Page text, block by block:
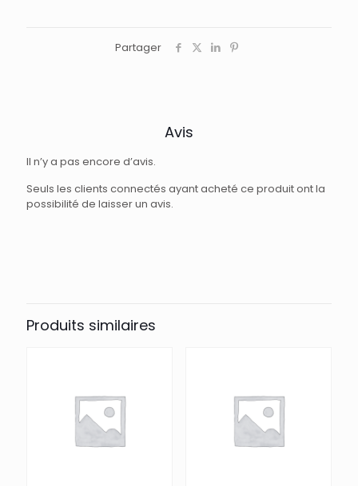
Partager
Avis
Il n’y a pas encore d’avis.
Seuls les clients connectés ayant acheté ce produit ont la
possibilité de laisser un avis.
Produits similaires